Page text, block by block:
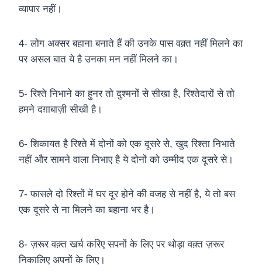
व्यापार नहीं।
4- लोग अक्सर बहाना बनाते हैं की उनके पास वक़्त नहीं मिलने का
पर असल बात ये है उनका मन नहीं मिलने का।
5- रिश्ते निभाने का हुनर तो दुश्मनों से सीखा है, रिश्तेदारों से तो
हमने दग़ाबाज़ी सीखी है।
6- शिकायत है रिश्ते में दोनों को एक दूसरे से, खुद रिश्ता निभाते
नहीं और सामने वाला निभाए है ये दोनों को उम्मीद एक दूसरे से।
7- फासले दो रिश्तों में घर दूर होने की वजह से नहीं है, ये तो बस
एक दूसरे से ना मिलने का बहाना भर है।
8- ज़रूर वक़्त खर्च करिए सपनों के लिए पर थोड़ा वक़्त ज़रूर
निकालिए अपनों के लिए।